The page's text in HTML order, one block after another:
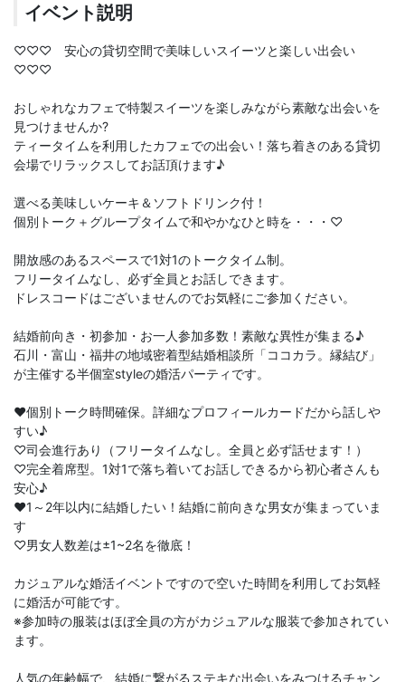
イベント説明
♡♡♡ 安心の貸切空間で美味しいスイーツと楽しい出会い
♡♡♡
おしゃれなカフェで特製スイーツを楽しみながら素敵な出会いを
見つけませんか?
ティータイムを利用したカフェでの出会い！落ち着きのある貸切
会場でリラックスしてお話頂けます♪
選べる美味しいケーキ＆ソフトドリンク付！
個別トーク＋グループタイムで和やかなひと時を・・・♡
開放感のあるスペースで1対1のトークタイム制。
フリータイムなし、必ず全員とお話しできます。
ドレスコードはございませんのでお気軽にご参加ください。
結婚前向き・初参加・お一人参加多数！素敵な異性が集まる♪
石川・富山・福井の地域密着型結婚相談所「ココカラ。縁結び」
が主催する半個室styleの婚活パーティです。
♥個別トーク時間確保。詳細なプロフィールカードだから話しや
すい♪
♡司会進行あり（フリータイムなし。全員と必ず話せます！）
♡完全着席型。1対1で落ち着いてお話しできるから初心者さんも
安心♪
♥1～2年以内に結婚したい！結婚に前向きな男女が集まっていま
す
♡男女人数差は±1~2名を徹底！
カジュアルな婚活イベントですので空いた時間を利用してお気軽
に婚活が可能です。
※参加時の服装はほぼ全員の方がカジュアルな服装で参加されてい
ます。
人気の年齢幅で、結婚に繋がるステキな出会いをみつけるチャン